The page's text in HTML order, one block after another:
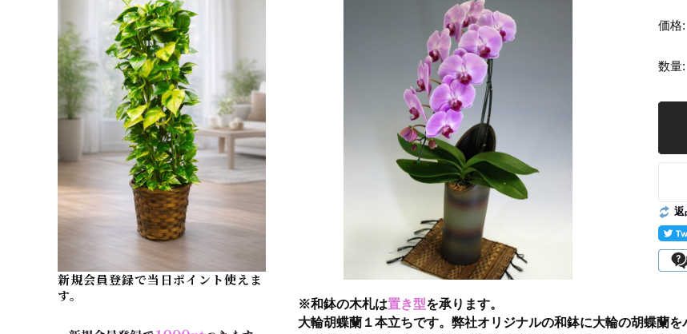
価格:
数量:
返
※和鉢の木札は置き型を承ります。
大輪胡蝶蘭１本立ちです。弊社オリジナルの和鉢に大輪の胡蝶蘭を
新規会員登録で当日ポイント使えま
す。